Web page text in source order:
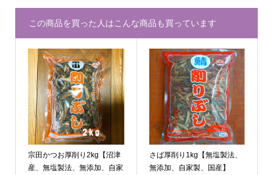
この商品を買った人はこんな商品も買っています
宗田かつお厚削り2kg【沼津
産、無塩製法、無添加、自家
さば厚削り1kg【無塩製法、
無添加、自家製、国産】